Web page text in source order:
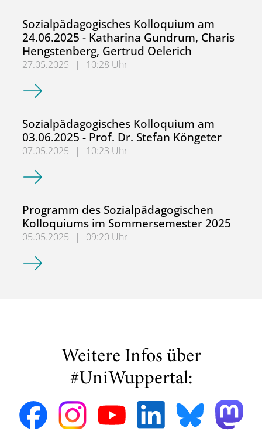
Sozialpädagogisches Kolloquium am
24.06.2025 - Katharina Gundrum, Charis
Hengstenberg, Gertrud Oelerich
27.05.2025 |
10:28 Uhr
Sozialpädagogisches Kolloquium am 24.06.2025 -
Sozialpädagogisches Kolloquium am
03.06.2025 - Prof. Dr. Stefan Köngeter
07.05.2025 |
10:23 Uhr
Sozialpädagogisches Kolloquium am 03.06.2025 - Prof.
Programm des Sozialpädagogischen
Kolloquiums im Sommersemester 2025
05.05.2025 |
09:20 Uhr
Programm des Sozialpädagogischen Kolloquiums im
Weitere Infos über
#UniWuppertal: